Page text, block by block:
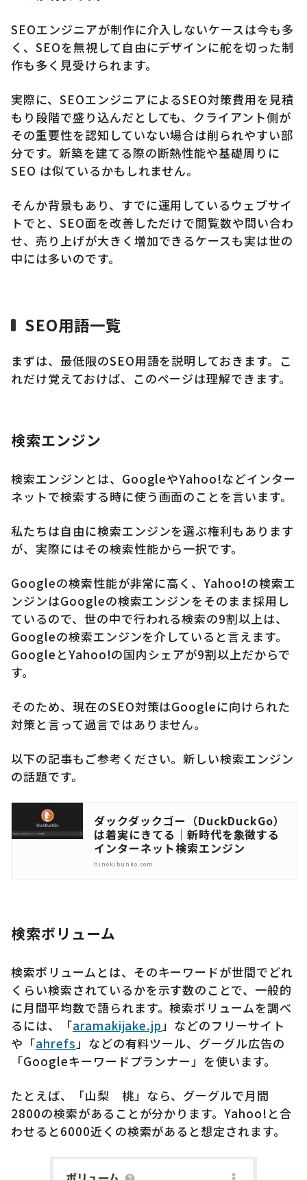
SEOエンジニアが制作に介入しないケースは今も多
く、SEOを無視して自由にデザインに舵を切った制
作も多く見受けられます。
実際に、SEOエンジニアによるSEO対策費用を見積
もり段階で盛り込んだとしても、クライアント側が
その重要性を認知していない場合は削られやすい部
分です。新築を建てる際の断熱性能や基礎周りに
SEO は似ているかもしれません。
そんか背景もあり、すでに運用しているウェブサイ
トでと、SEO面を改善しただけで閲覧数や問い合わ
せ、売り上げが大きく増加できるケースも実は世の
中には多いのです。
SEO用語一覧
まずは、最低限のSEO用語を説明しておきます。こ
れだけ覚えておけば、このページは理解できます。
検索エンジン
検索エンジンとは、GoogleやYahoo!などインター
ネットで検索する時に使う画面のことを言います。
私たちは自由に検索エンジンを選ぶ権利もあります
が、実際にはその検索性能から一択です。
Googleの検索性能が非常に高く、Yahoo!の検索エ
ンジンはGoogleの検索エンジンをそのまま採用し
ているので、世の中で行われる検索の9割以上は、
Googleの検索エンジンを介していると言えます。
GoogleとYahoo!の国内シェアが9割以上だからで
す。
そのため、現在のSEO対策はGoogleに向けられた
対策と言って過言ではありません。
以下の記事もご参考ください。新しい検索エンジン
の話題です。
ダックダックゴー（DuckDuckGo）
は着実にきてる｜新時代を象徴する
インターネット検索エンジン
hinokibunko.com
検索ボリューム
検索ボリュームとは、そのキーワードが世間でどれ
くらい検索されているかを示す数のことで、一般的
に月間平均数で語られます。検索ボリュームを調べ
るには、「aramakijake.jp 」などのフリーサイト
や「ahrefs 」などの有料ツール、グーグル広告の
「Googleキーワードプランナー」を使います。
たとえば、「山梨 桃」なら、グーグルで月間
2800の検索があることが分かります。Yahoo!と合
わせると6000近くの検索があると想定されます。